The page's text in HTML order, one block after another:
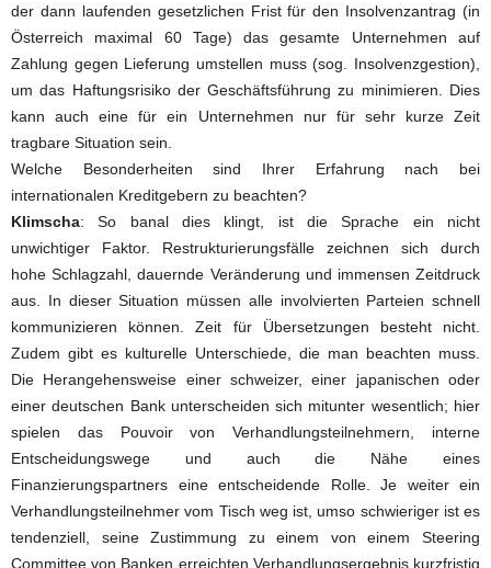
der dann laufenden gesetzlichen Frist für den Insolvenzantrag (in
Österreich maximal 60 Tage) das gesamte Unternehmen auf
Zahlung gegen Lieferung umstellen muss (sog. Insolvenzgestion),
um das Haftungsrisiko der Geschäftsführung zu minimieren. Dies
kann auch eine für ein Unternehmen nur für sehr kurze Zeit
tragbare Situation sein.
Welche Besonderheiten sind Ihrer Erfahrung nach bei
internationalen Kreditgebern zu beachten?
Klimscha: So banal dies klingt, ist die Sprache ein nicht
unwichtiger Faktor. Restrukturierungsfälle zeichnen sich durch
hohe Schlagzahl, dauernde Veränderung und immensen Zeitdruck
aus. In dieser Situation müssen alle involvierten Parteien schnell
kommunizieren können. Zeit für Übersetzungen besteht nicht.
Zudem gibt es kulturelle Unterschiede, die man beachten muss.
Die Herangehensweise einer schweizer, einer japanischen oder
einer deutschen Bank unterscheiden sich mitunter wesentlich; hier
spielen das Pouvoir von Verhandlungsteilnehmern, interne
Entscheidungswege und auch die Nähe eines
Finanzierungspartners eine entscheidende Rolle. Je weiter ein
Verhandlungsteilnehmer vom Tisch weg ist, umso schwieriger ist es
tendenziell, seine Zustimmung zu einem von einem Steering
Committee von Banken erreichten Verhandlungsergebnis kurzfristig